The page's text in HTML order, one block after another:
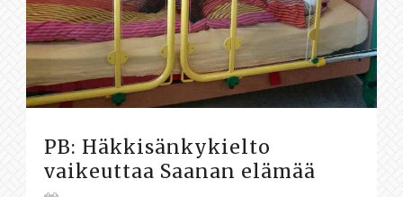
PB: Häkkisänkykielto
vaikeuttaa Saanan elämää